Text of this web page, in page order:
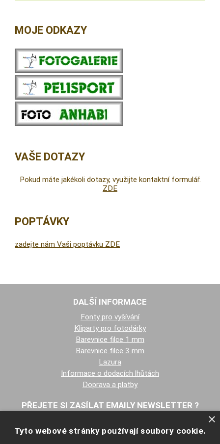
MOJE ODKAZY
VAŠE DOTAZY
Pokud máte jakékoli dotazy, využijte kontaktní formulář.
ZDE
POPTÁVKY
zadejte nám Vaši poptávku ZDE
DALŠÍ INFORMACE
Fonty pro vyšívání
Kliparty pro fotodárky
Barevnice filce 1 mm
Barevnice filce 3 mm
Lazura
Informace o dodacích lhůtách
Doprava a platby
PŘEJETE SI ZASÍLAT EMAILY NEWSLETTER ?
×
Tyto webové stránky používají soubory cookie.